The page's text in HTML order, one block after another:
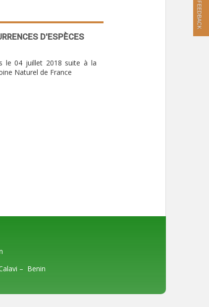
D'ESPÈCES
le 04 juillet 2018 suite à la
Naturel de France
– Benin
FEEDBACK